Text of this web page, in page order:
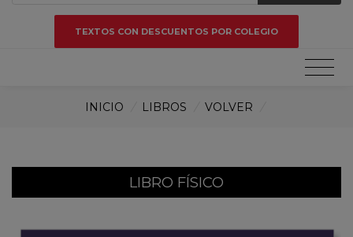
TEXTOS CON DESCUENTOS POR COLEGIO
INICIO LIBROS VOLVER
LIBRO FÍSICO